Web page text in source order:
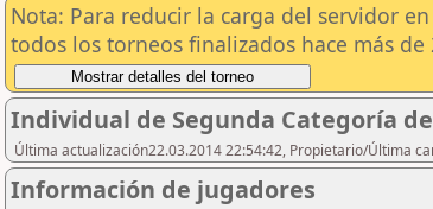
Nota: Para reducir la carga del servidor
todos los torneos finalizados hace más
Individual de Segunda Categoría
Última actualización22.03.2014 22:54:42, Propietario/Última
Información de jugadores